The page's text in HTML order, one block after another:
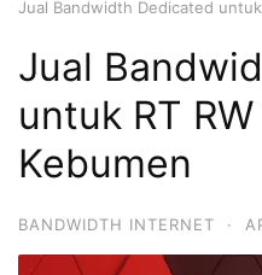
Jual Bandwidth Dedicated
Jual
untuk RT
Kebumen
BANDWIDTH INTERNET ·